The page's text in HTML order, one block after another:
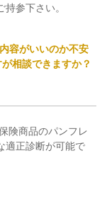
参下さい。
容がいいのか不安
相談できますか？
険商品のパンフレ
適正診断が可能で